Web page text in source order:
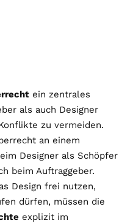
ein zentrales
als auch Designer
zu vermeiden.
an einem
Designer als Schöpfer
beim Auftraggeber.
Design frei nutzen,
dürfen, müssen die
explizit im